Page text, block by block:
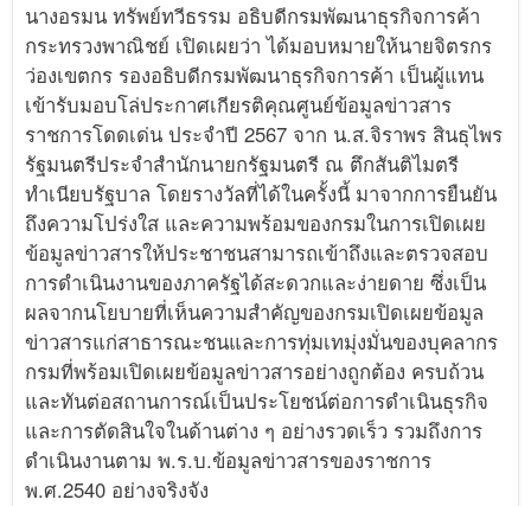
นางอรมน ทรัพย์ทวีธรรม อธิบดีกรมพัฒนาธุรกิจการค้า
กระทรวงพาณิชย์ เปิดเผยว่า ได้มอบหมายให้นายจิตรกร
ว่องเขตกร รองอธิบดีกรมพัฒนาธุรกิจการค้า เป็นผู้แทน
เข้ารับมอบโล่ประกาศเกียรติคุณศูนย์ข้อมูลข่าวสาร
ราชการโดดเด่น ประจำปี 2567 จาก น.ส.จิราพร สินธุไพร
รัฐมนตรีประจำสำนักนายกรัฐมนตรี ณ ตึกสันติไมตรี
ทำเนียบรัฐบาล โดยรางวัลที่ได้ในครั้งนี้ มาจากการยืนยัน
ถึงความโปร่งใส และความพร้อมของกรมในการเปิดเผย
ข้อมูลข่าวสารให้ประชาชนสามารถเข้าถึงและตรวจสอบ
การดำเนินงานของภาครัฐได้สะดวกและง่ายดาย ซึ่งเป็น
ผลจากนโยบายที่เห็นความสำคัญของกรมเปิดเผยข้อมูล
ข่าวสารแก่สาธารณะชนและการทุ่มเทมุ่งมั่นของบุคลากร
กรมที่พร้อมเปิดเผยข้อมูลข่าวสารอย่างถูกต้อง ครบถ้วน
และทันต่อสถานการณ์เป็นประโยชน์ต่อการดำเนินธุรกิจ
และการตัดสินใจในด้านต่าง ๆ อย่างรวดเร็ว รวมถึงการ
ดำเนินงานตาม พ.ร.บ.ข้อมูลข่าวสารของราชการ
พ.ศ.2540 อย่างจริงจัง